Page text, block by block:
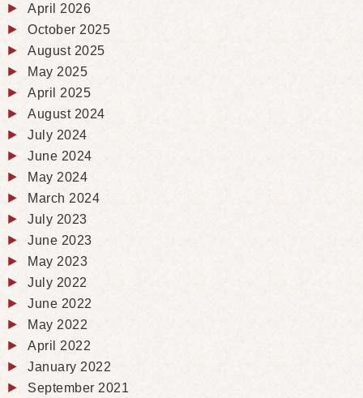
April 2026
October 2025
August 2025
May 2025
April 2025
August 2024
July 2024
June 2024
May 2024
March 2024
July 2023
June 2023
May 2023
July 2022
June 2022
May 2022
April 2022
January 2022
September 2021